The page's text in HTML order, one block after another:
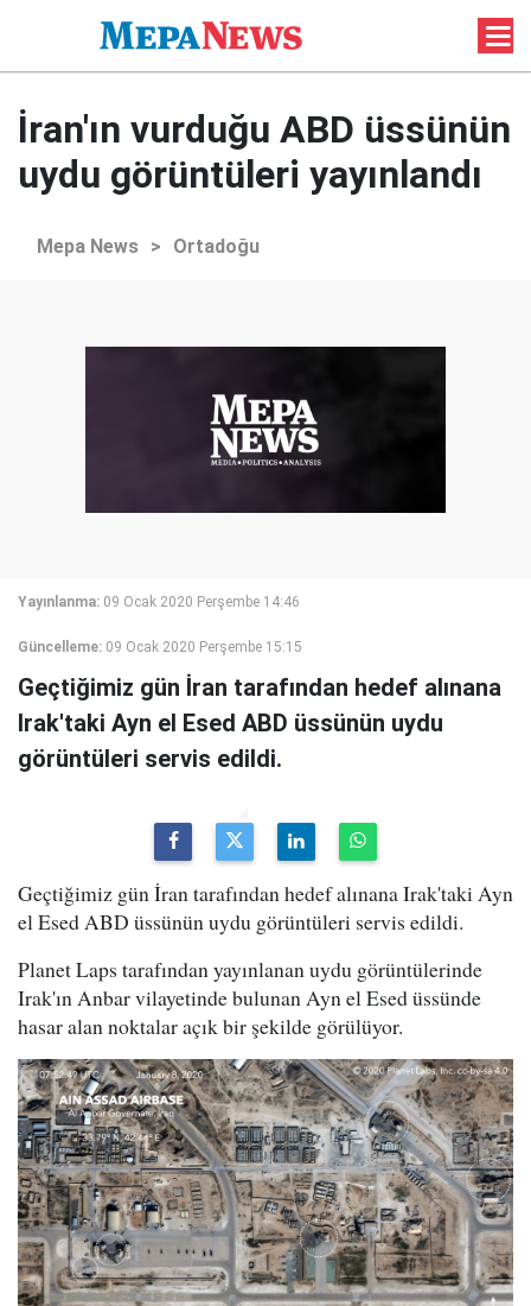
İran'ın vurduğu ABD üssünün
uydu görüntüleri yayınlandı
Mepa News > Ortadoğu
Yayınlanma: 09 Ocak 2020 Perşembe 14:46
Güncelleme: 09 Ocak 2020 Perşembe 15:15
Geçtiğimiz gün İran tarafından hedef alınana
Irak'taki Ayn el Esed ABD üssünün uydu
görüntüleri servis edildi.
Geçtiğimiz gün İran tarafından hedef alınana Irak'taki Ayn
el Esed ABD üssünün uydu görüntüleri servis edildi.
Planet Laps tarafından yayınlanan uydu görüntülerinde
Irak'ın Anbar vilayetinde bulunan Ayn el Esed üssünde
hasar alan noktalar açık bir şekilde görülüyor.